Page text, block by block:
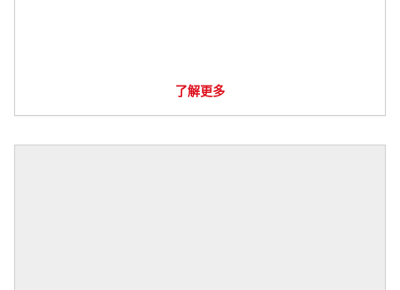
了解更多